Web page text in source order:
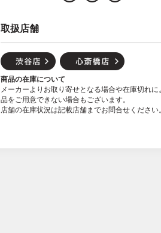
取扱店舗
商品の在庫について
メーカーよりお取り寄せとなる場合や在庫切れに
品をご用意できない場合もございます。
店舗の在庫状況は記載店舗までお問合せください